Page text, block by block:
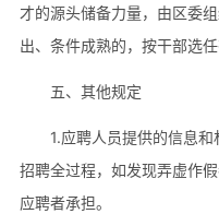
才的源头储备力量，由区委
出、条件成熟的，按干部选
五、其他规定
1.应聘人员提供的信息
招聘全过程，如发现弄虚作
应聘者承担。